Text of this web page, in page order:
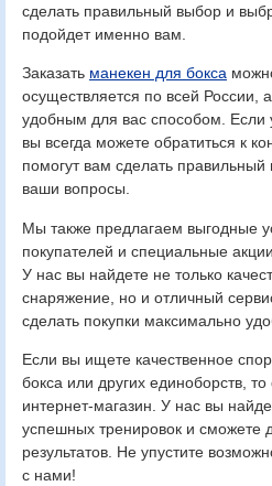
сделать правильный выбор и
подойдет именно вам.
Заказать манекен для бокса
осуществляется по всей России,
удобным для вас способом. Если
вы всегда можете обратиться к
помогут вам сделать правильный
ваши вопросы.
Мы также предлагаем выгодные
покупателей и специальные
У нас вы найдете не только
снаряжение, но и отличный
сделать покупки максимально
Если вы ищете качественное
бокса или других единоборств,
интернет-магазин. У нас вы
успешных тренировок и сможете
результатов. Не упустите
с нами!